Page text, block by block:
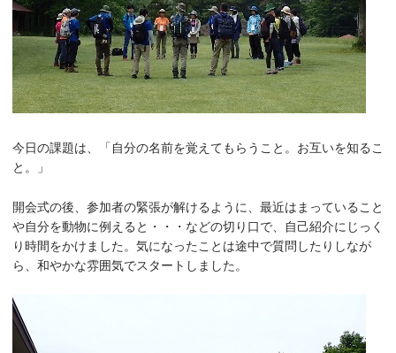
今日の課題は、「自分の名前を覚えてもらうこと。お互いを知るこ
と。」
開会式の後、参加者の緊張が解けるように、最近はまっていること
や自分を動物に例えると・・・などの切り口で、自己紹介にじっく
り時間をかけました。 気になったことは途中で質問したりしなが
ら、和やかな雰囲気でスタートしました。